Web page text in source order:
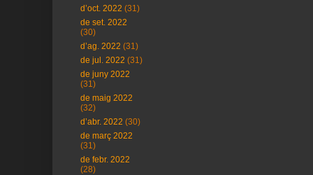
d’oct. 2022 (31)
de set. 2022
(30)
d’ag. 2022 (31)
de jul. 2022 (31)
de juny 2022
(31)
de maig 2022
(32)
d’abr. 2022 (30)
de març 2022
(31)
de febr. 2022
(28)